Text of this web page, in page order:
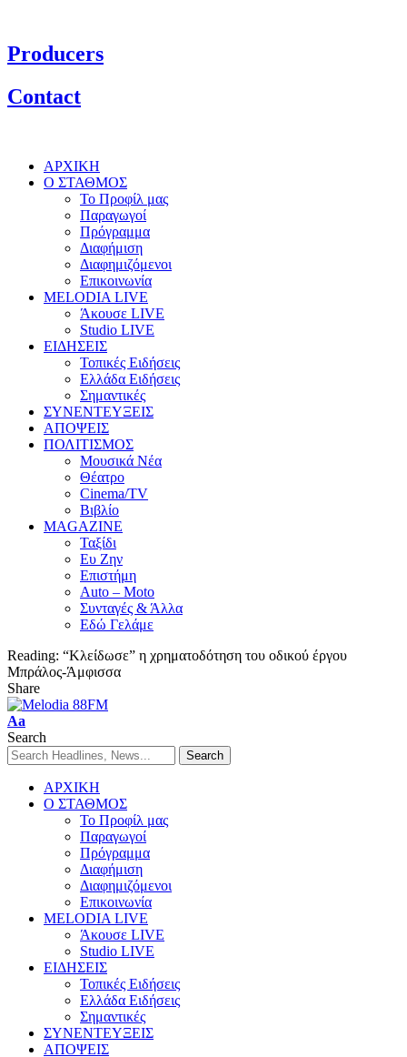
Producers
Contact
ΑΡΧΙΚΗ
Ο ΣΤΑΘΜΟΣ
Το Προφίλ μας
Παραγωγοί
Πρόγραμμα
Διαφήμιση
Διαφημιζόμενοι
Επικοινωνία
MELODIA LIVE
Άκουσε LIVE
Studio LIVE
ΕΙΔΗΣΕΙΣ
Τοπικές Ειδήσεις
Ελλάδα Ειδήσεις
Σημαντικές
ΣΥΝΕΝΤΕΥΞΕΙΣ
ΑΠΟΨΕΙΣ
ΠΟΛΙΤΙΣΜΟΣ
Μουσικά Νέα
Θέατρο
Cinema/TV
Βιβλίο
MAGAZINE
Ταξίδι
Ευ Ζην
Επιστήμη
Auto – Moto
Συνταγές & Άλλα
Εδώ Γελάμε
Reading: “Κλείδωσε” η χρηματοδότηση του οδικού έργου
Μπράλος-Άμφισσα
Share
Aa
Search
ΑΡΧΙΚΗ
Ο ΣΤΑΘΜΟΣ
Το Προφίλ μας
Παραγωγοί
Πρόγραμμα
Διαφήμιση
Διαφημιζόμενοι
Επικοινωνία
MELODIA LIVE
Άκουσε LIVE
Studio LIVE
ΕΙΔΗΣΕΙΣ
Τοπικές Ειδήσεις
Ελλάδα Ειδήσεις
Σημαντικές
ΣΥΝΕΝΤΕΥΞΕΙΣ
ΑΠΟΨΕΙΣ